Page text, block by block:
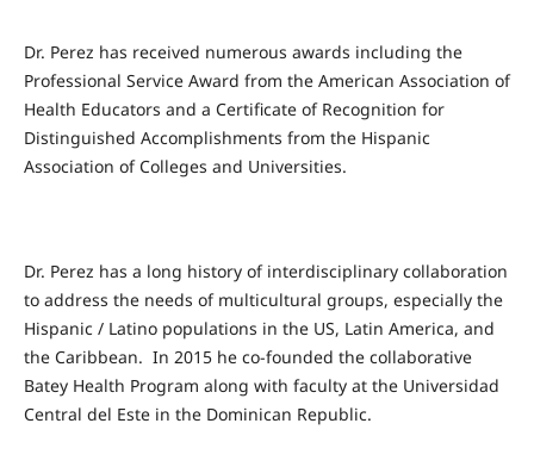
Dr. Perez has received numerous awards including the
Professional Service Award from the American Association of
Health Educators and a Certificate of Recognition for
Distinguished Accomplishments from the Hispanic
Association of Colleges and Universities.
Dr. Perez has a long history of interdisciplinary collaboration
to address the needs of multicultural groups, especially the
Hispanic / Latino populations in the US, Latin America, and
the Caribbean. In 2015 he co-founded the collaborative
Batey Health Program along with faculty at the Universidad
Central del Este in the Dominican Republic.